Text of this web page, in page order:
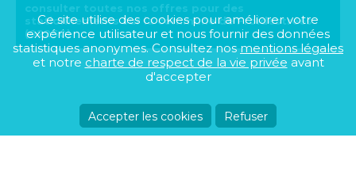
consulter toutes nos offres pour des
stationnements sur la commune de Froidestrées
(02260)
Ce site utilise des cookies pour améliorer votre
expérience utilisateur et nous fournir des données
statistiques anonymes. Consultez nosmentions légales
et notre charte de respect de la vie privée avant
d'accepter
Accepter les cookies Refuser